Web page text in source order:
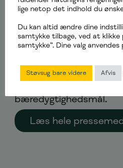
17. oktober 2022
SERWIZ overtager
et nyt landsdækkende
mål om at hjælpe flere
virksomheder til at leve
bæredygtighedsmål.
Læs hele
lige netop det indhold du
Du kan altid ændre dine
samtykke tilbage, ved at klikke
samtykke”. Dine valg
Støvsug bare videre Afvis